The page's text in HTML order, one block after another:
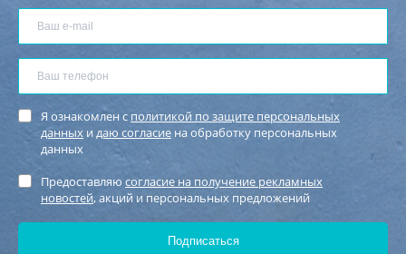
Я ознакомлен с политикой по защите персональных
данных и даю согласие на обработку персональных
данных
Предоставляю согласие на получение рекламных
новостей, акций и персональных предложений